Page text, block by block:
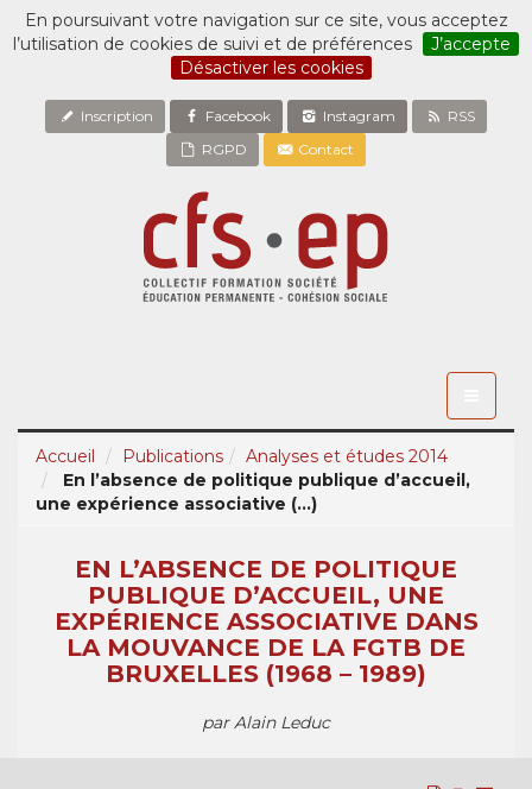
En poursuivant votre navigation sur ce site, vous acceptez
l’utilisation de cookies de suivi et de préférences
J’accepte
Désactiver les cookies
Inscription Facebook Instagram
RSS
RGPD
Contact
Accueil
Publications
Analyses et études 2014
En l’absence de politique publique d’accueil,
une expérience associative (...)
EN L’ABSENCE DE POLITIQUE
PUBLIQUE D’ACCUEIL, UNE
EXPÉRIENCE ASSOCIATIVE DANS
LA MOUVANCE DE LA FGTB DE
BRUXELLES (1968 – 1989)
par Alain Leduc